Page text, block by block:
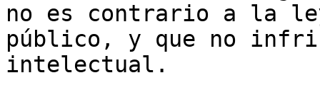
no es contrario a la
público, y que no
intelectual.